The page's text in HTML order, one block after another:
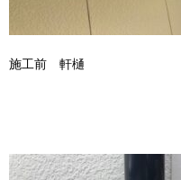
施工前 軒樋